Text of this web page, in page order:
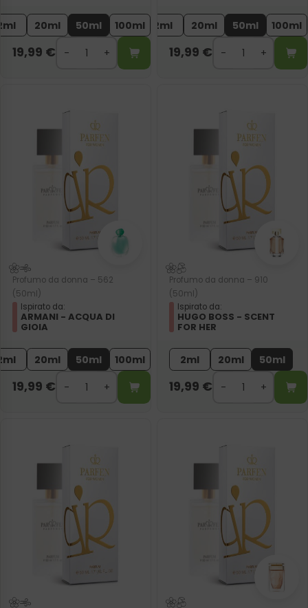
20ml 50ml 100ml
19,99 €
2ml 20ml 50ml 100ml
19,99 €
Profumo da donna – 562
(50ml)
Ispirato da:
ARMANI - ACQUA DI
GIOIA
20ml 50ml 100ml
19,99 €
Profumo da donna – 910
(50ml)
Ispirato da:
HUGO BOSS - SCENT
FOR HER
2ml 20ml 50ml
19,99 €